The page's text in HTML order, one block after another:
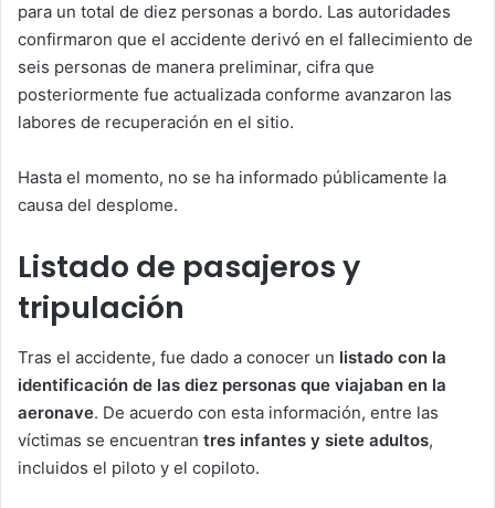
para un total de diez personas a bordo. Las autoridades
confirmaron que el accidente derivó en el fallecimiento de
seis personas de manera preliminar, cifra que
posteriormente fue actualizada conforme avanzaron las
labores de recuperación en el sitio.
Hasta el momento, no se ha informado públicamente la
causa del desplome.
Listado de pasajeros y
tripulación
Tras el accidente, fue dado a conocer un listado con la
identificación de las diez personas que viajaban en la
aeronave. De acuerdo con esta información, entre las
víctimas se encuentran tres infantes y siete adultos,
incluidos el piloto y el copiloto.